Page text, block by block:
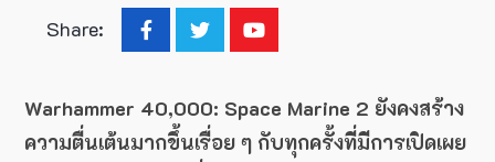
Share:
Warhammer 40,000: Space Marine 2 ยังคงสร้าง
ความตื่นเต้นมากขึ้นเรื่อย ๆ กับทุกครั้งที่มีการเปิดเผย